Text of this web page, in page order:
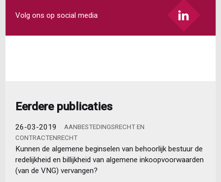
Volg ons op social media
Eerdere publicaties
26-03-2019
AANBESTEDINGSRECHT EN
CONTRACTENRECHT
Kunnen de algemene beginselen van behoorlijk bestuur de
redelijkheid en billijkheid van algemene inkoopvoorwaarden
(van de VNG) vervangen?